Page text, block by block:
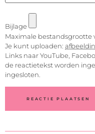
Bijlage
Maximale bestandsgrootte
Je kunt uploaden:
Links naar YouTube,
de reactietekst worden
ingesloten.